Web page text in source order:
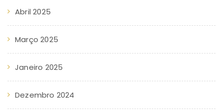
Abril 2025
Março 2025
Janeiro 2025
Dezembro 2024